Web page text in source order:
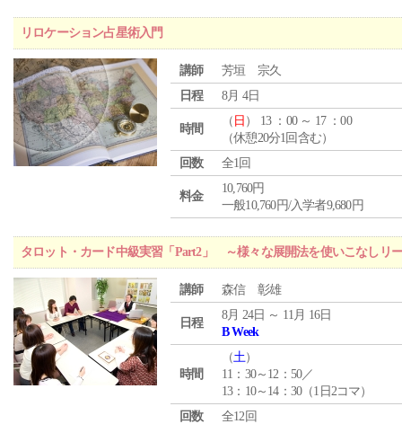
リロケーション占星術入門
講師
芳垣 宗久
日程
8月 4日
時間
（ 日 ） 13 ：00 ～ 17 ：00
（休憩20分1回含む）
回数
全1回
料金
10,760円
一般10,760円/入学者9,680円
タロット・カード中級実習「Part2」 ～様々な展開法を使いこなしリ
講師 森信 彰雄
日程
8月 24日 ～ 11月 16日
B Week
時間
（土）
11：30～12：50／
13：10～14：30（1日2コマ）
回数
全12回